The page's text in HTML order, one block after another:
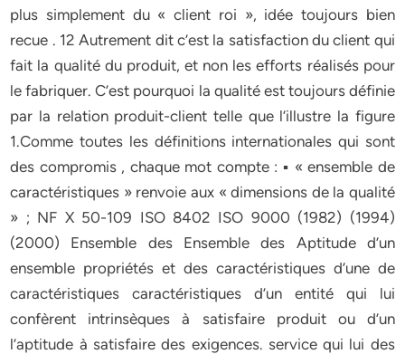
plus simplement du « client roi », idée toujours bien
recue . 12 Autrement dit c’est la satisfaction du client qui
fait la qualité du produit, et non les efforts réalisés pour
le fabriquer. C’est pourquoi la qualité est toujours définie
par la relation produit-client telle que l’illustre la figure
1.Comme toutes les définitions internationales qui sont
des compromis , chaque mot compte : ▪ « ensemble de
caractéristiques » renvoie aux « dimensions de la qualité
» ; NF X 50-109 ISO 8402 ISO 9000 (1982) (1994)
(2000) Ensemble des Ensemble des Aptitude d’un
ensemble propriétés et des caractéristiques d’une de
caractéristiques caractéristiques d’un entité qui lui
confèrent intrinsèques à satisfaire produit ou d’un
l’aptitude à satisfaire des exigences. service qui lui des